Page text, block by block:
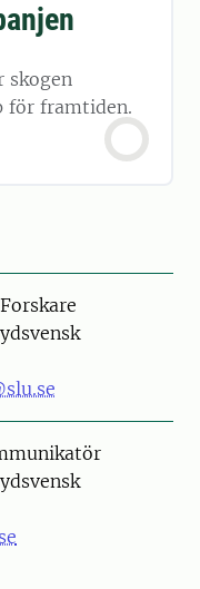
skogen
för framtiden.